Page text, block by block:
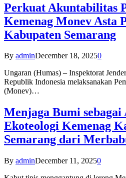
Perkuat Akuntabilitas
Kemenag Monev Asta
Kabupaten Semarang
By adminDecember 18, 20250
Ungaran (Humas) – Inspektorat
Republik Indonesia melaksanakan
(Monev)…
Menjaga Bumi
Ekoteologi Kemenag
Semarang dari
By adminDecember 11, 20250